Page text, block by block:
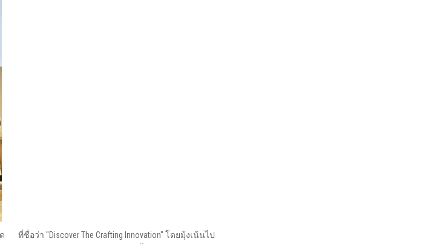
ชื่อว่า "Discover The Crafting Innovation" โดยมุ้งเน้นไป